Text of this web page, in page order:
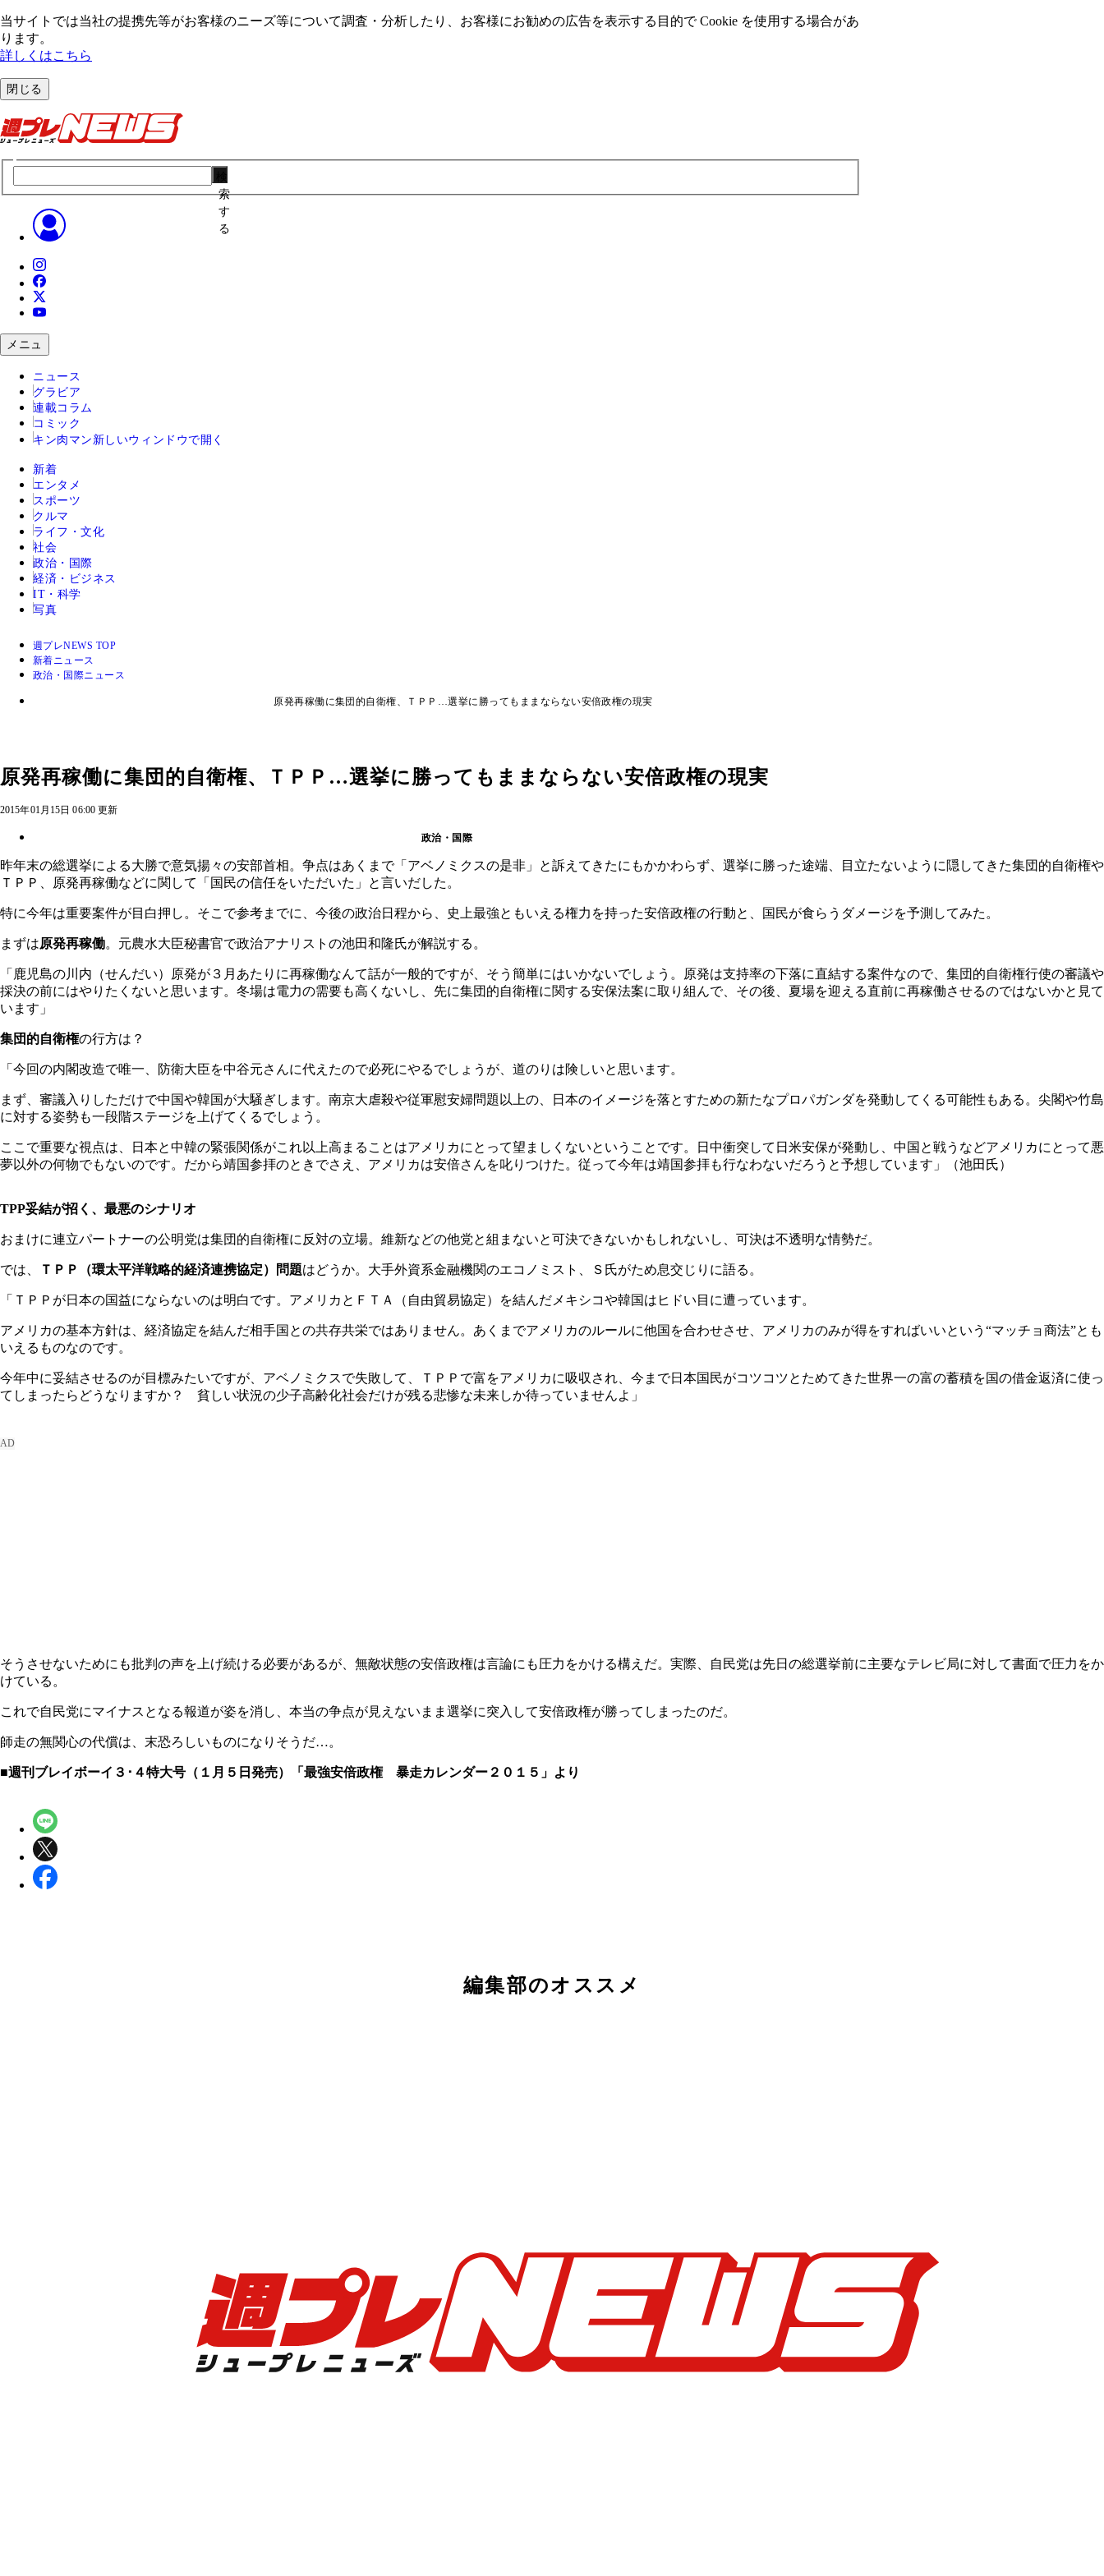
当サイトでは当社の提携先等がお客様のニーズ等について調査・分析したり、お客様にお勧めの広告を表⽰する⽬的で Cookie を使⽤する場合があ
ります。
詳しくはこちら
閉じる
索
す
る
メニュ
ニュース
グラビア
連載コラム
コミック
キン肉マン 新しいウィンドウで開く
新着
エンタメ
スポーツ
クルマ
ライフ・文化
社会
政治・国際
経済・ビジネス
IT・科学
写真
週プレNEWS TOP
新着ニュース
政治・国際ニュース
原発再稼働に集団的自衛権、ＴＰＰ…選挙に勝ってもままならない安倍政権の現実
原発再稼働に集団的自衛権、ＴＰＰ…選挙に勝ってもままならない安倍政権の現実
2015年01月15日 06:00 更新
政治・国際
昨年末の総選挙による大勝で意気揚々の安部首相。争点はあくまで「アベノミクスの是非」と訴えてきたにもかかわらず、選挙に勝った途端、目立たないように隠してきた集団的自衛権や
ＴＰＰ、原発再稼働などに関して「国民の信任をいただいた」と言いだした。
特に今年は重要案件が目白押し。そこで参考までに、今後の政治日程から、史上最強ともいえる権力を持った安倍政権の行動と、国民が食らうダメージを予測してみた。
まずは原発再稼働。元農水大臣秘書官で政治アナリストの池田和隆氏が解説する。
「鹿児島の川内（せんだい）原発が３月あたりに再稼働なんて話が一般的ですが、そう簡単にはいかないでしょう。原発は支持率の下落に直結する案件なので、集団的自衛権行使の審議や
採決の前にはやりたくないと思います。冬場は電力の需要も高くないし、先に集団的自衛権に関する安保法案に取り組んで、その後、夏場を迎える直前に再稼働させるのではないかと見て
います」
集団的自衛権の行方は？
「今回の内閣改造で唯一、防衛大臣を中谷元さんに代えたので必死にやるでしょうが、道のりは険しいと思います。
まず、審議入りしただけで中国や韓国が大騒ぎします。南京大虐殺や従軍慰安婦問題以上の、日本のイメージを落とすための新たなプロパガンダを発動してくる可能性もある。尖閣や竹島
に対する姿勢も一段階ステージを上げてくるでしょう。
ここで重要な視点は、日本と中韓の緊張関係がこれ以上高まることはアメリカにとって望ましくないということです。日中衝突して日米安保が発動し、中国と戦うなどアメリカにとって悪
夢以外の何物でもないのです。だから靖国参拝のときでさえ、アメリカは安倍さんを叱りつけた。従って今年は靖国参拝も行なわないだろうと予想しています」（池田氏）
TPP妥結が招く、最悪のシナリオ
おまけに連立パートナーの公明党は集団的自衛権に反対の立場。維新などの他党と組まないと可決できないかもしれないし、可決は不透明な情勢だ。
では、 ＴＰＰ（環太平洋戦略的経済連携協定）問題はどうか。大手外資系金融機関のエコノミスト、Ｓ氏がため息交じりに語る。
「ＴＰＰが日本の国益にならないのは明白です。アメリカとＦＴＡ（自由貿易協定）を結んだメキシコや韓国はヒドい目に遭っています。
アメリカの基本方針は、経済協定を結んだ相手国との共存共栄ではありません。あくまでアメリカのルールに他国を合わせさせ、アメリカのみが得をすればいいという“マッチョ商法”とも
いえるものなのです。
今年中に妥結させるのが目標みたいですが、アベノミクスで失敗して、ＴＰＰで富をアメリカに吸収され、今まで日本国民がコツコツとためてきた世界一の富の蓄積を国の借金返済に使っ
てしまったらどうなりますか？ 貧しい状況の少子高齢化社会だけが残る悲惨な未来しか待っていませんよ」
そうさせないためにも批判の声を上げ続ける必要があるが、無敵状態の安倍政権は言論にも圧力をかける構えだ。実際、自民党は先日の総選挙前に主要なテレビ局に対して書面で圧力をか
けている。
これで自民党にマイナスとなる報道が姿を消し、本当の争点が見えないまま選挙に突入して安倍政権が勝ってしまったのだ。
師走の無関心の代償は、末恐ろしいものになりそうだ…。
■週刊ブレイボーイ３･４特大号（１月５日発売）「最強安倍政権 暴走カレンダー２０１５」より
編集部のオススメ